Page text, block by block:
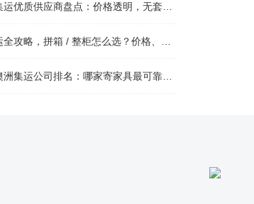
质供应商盘点：价格透明，无套路不踩坑
，拼箱 / 整柜怎么选？价格、时效、避坑指南
公司排名：哪家寄家具最可靠且性价比高？